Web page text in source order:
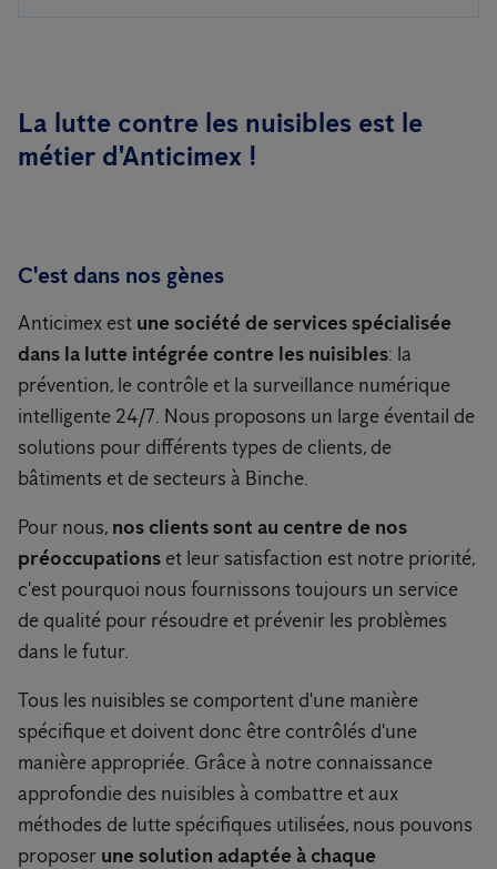
La lutte contre les nuisibles est le
métier d'Anticimex !
C'est dans nos gènes
Anticimex est une société de services spécialisée
dans la lutte intégrée contre les nuisibles: la
prévention, le contrôle et la surveillance numérique
intelligente 24/7. Nous proposons un large éventail de
solutions pour différents types de clients, de
bâtiments et de secteurs à Binche.
Pour nous, nos clients sont au centre de nos
préoccupations et leur satisfaction est notre priorité,
c'est pourquoi nous fournissons toujours un service
de qualité pour résoudre et prévenir les problèmes
dans le futur.
Tous les nuisibles se comportent d'une manière
spécifique et doivent donc être contrôlés d'une
manière appropriée. Grâce à notre connaissance
approfondie des nuisibles à combattre et aux
méthodes de lutte spécifiques utilisées, nous pouvons
proposer une solution adaptée à chaque